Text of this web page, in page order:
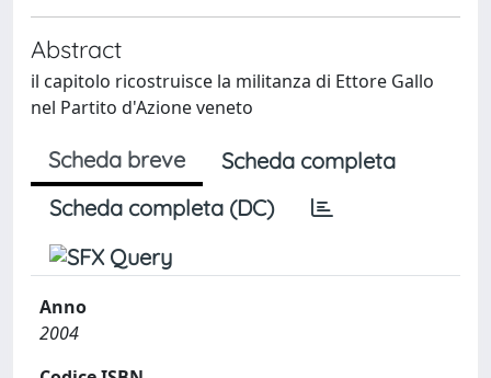
Abstract
il capitolo ricostruisce la militanza di Ettore Gallo
nel Partito d'Azione veneto
Scheda breve
Scheda completa
Scheda completa (DC)
Anno
2004